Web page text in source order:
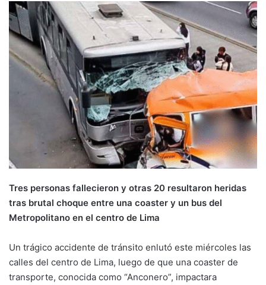
Tres personas fallecieron y otras 20 resultaron heridas
tras brutal choque entre una coaster y un bus del
Metropolitano en el centro de Lima
Un trágico accidente de tránsito enlutó este miércoles las
calles del centro de Lima, luego de que una coaster de
transporte, conocida como “Anconero”, impactara